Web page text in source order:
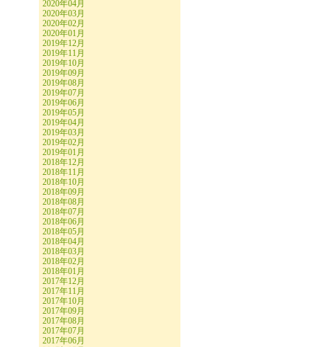
2020年04月
2020年03月
2020年02月
2020年01月
2019年12月
2019年11月
2019年10月
2019年09月
2019年08月
2019年07月
2019年06月
2019年05月
2019年04月
2019年03月
2019年02月
2019年01月
2018年12月
2018年11月
2018年10月
2018年09月
2018年08月
2018年07月
2018年06月
2018年05月
2018年04月
2018年03月
2018年02月
2018年01月
2017年12月
2017年11月
2017年10月
2017年09月
2017年08月
2017年07月
2017年06月